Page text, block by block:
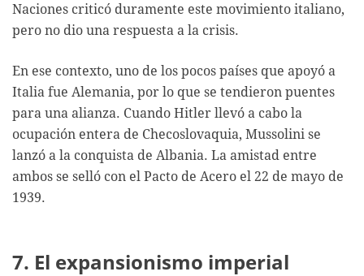
Naciones criticó duramente este movimiento italiano,
pero no dio una respuesta a la crisis.
En ese contexto, uno de los pocos países que apoyó a
Italia fue Alemania, por lo que se tendieron puentes
para una alianza. Cuando Hitler llevó a cabo la
ocupación entera de Checoslovaquia, Mussolini se
lanzó a la conquista de Albania. La amistad entre
ambos se selló con el Pacto de Acero el 22 de mayo de
1939.
7. El expansionismo imperial